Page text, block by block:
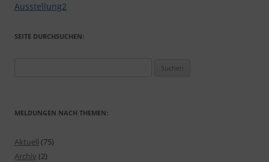
Ausstellung2
SEITE DURCHSUCHEN:
MELDUNGEN NACH THEMEN:
Aktuell (75)
Archiv (2)